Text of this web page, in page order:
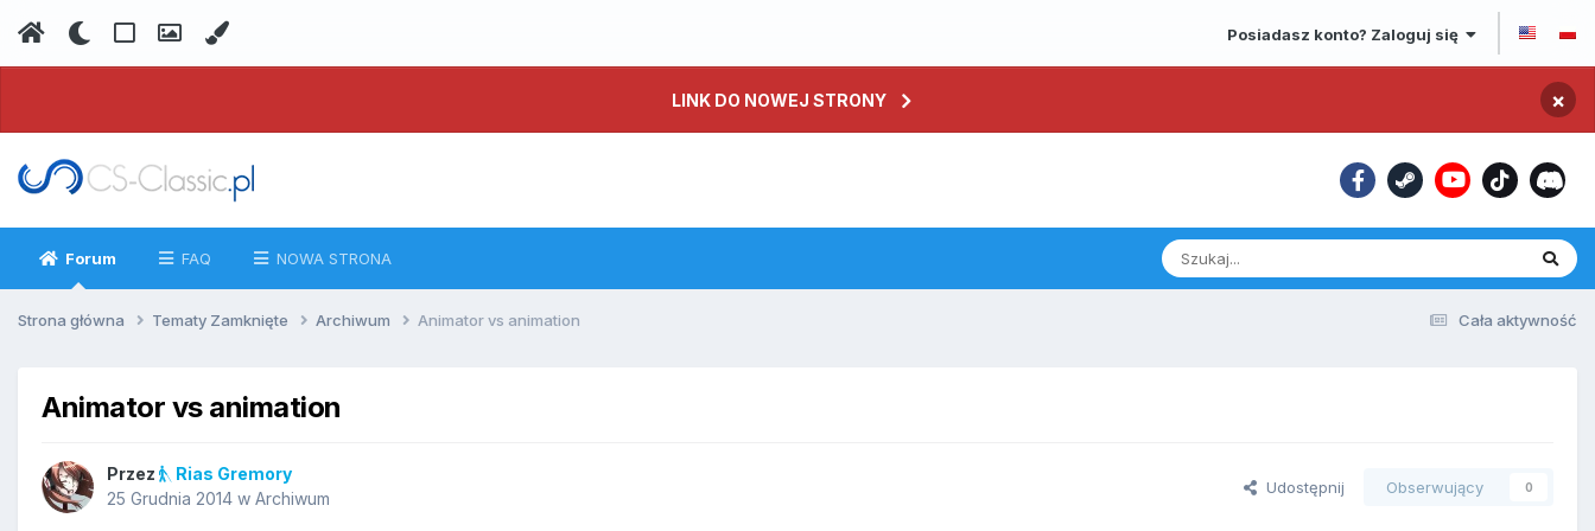
Posiadasz konto? Zaloguj się
LINK DO NOWEJ STRONY ×
Forum FAQ NOWA STRONA
Cała aktywność
Strona główna Tematy Zamknięte Archiwum Animator vs animation
Animator vs animation
Przez
Rias Gremory
25 Grudnia 2014 w Archiwum
Udostępnij Obserwujący 0